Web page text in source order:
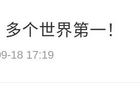
个世界第一！
18 17:19